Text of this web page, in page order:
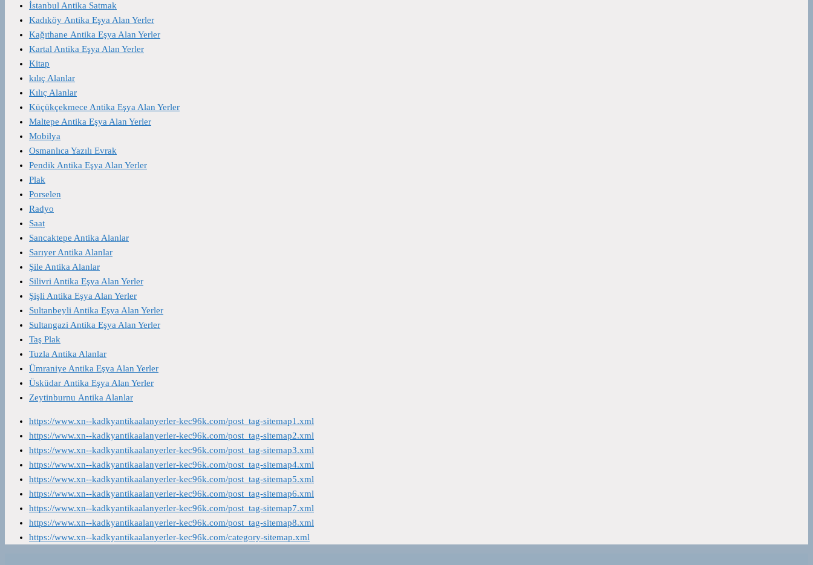
İstanbul Antika Satmak
Kadıköy Antika Eşya Alan Yerler
Kağıthane Antika Eşya Alan Yerler
Kartal Antika Eşya Alan Yerler
Kitap
kılıç Alanlar
Kılıç Alanlar
Küçükçekmece Antika Eşya Alan Yerler
Maltepe Antika Eşya Alan Yerler
Mobilya
Osmanlıca Yazılı Evrak
Pendik Antika Eşya Alan Yerler
Plak
Porselen
Radyo
Saat
Sancaktepe Antika Alanlar
Sarıyer Antika Alanlar
Şile Antika Alanlar
Silivri Antika Eşya Alan Yerler
Şişli Antika Eşya Alan Yerler
Sultanbeyli Antika Eşya Alan Yerler
Sultangazi Antika Eşya Alan Yerler
Taş Plak
Tuzla Antika Alanlar
Ümraniye Antika Eşya Alan Yerler
Üsküdar Antika Eşya Alan Yerler
Zeytinburnu Antika Alanlar
https://www.xn--kadkyantikaalanyerler-kec96k.com/post_tag-sitemap1.xml
https://www.xn--kadkyantikaalanyerler-kec96k.com/post_tag-sitemap2.xml
https://www.xn--kadkyantikaalanyerler-kec96k.com/post_tag-sitemap3.xml
https://www.xn--kadkyantikaalanyerler-kec96k.com/post_tag-sitemap4.xml
https://www.xn--kadkyantikaalanyerler-kec96k.com/post_tag-sitemap5.xml
https://www.xn--kadkyantikaalanyerler-kec96k.com/post_tag-sitemap6.xml
https://www.xn--kadkyantikaalanyerler-kec96k.com/post_tag-sitemap7.xml
https://www.xn--kadkyantikaalanyerler-kec96k.com/post_tag-sitemap8.xml
https://www.xn--kadkyantikaalanyerler-kec96k.com/category-sitemap.xml